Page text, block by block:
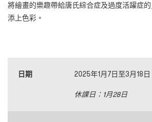
將繪畫的樂趣帶給唐氏綜合症及過度活躍症
添上色彩。
日期 2025年1月7日至3月18
休課日： 1月28日